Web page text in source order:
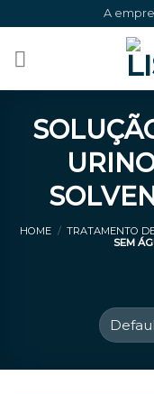
to
content
A
HOME / TRATAMENTO
SEM